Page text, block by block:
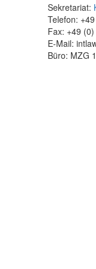
Sekretariat:
Telefon:
Fax: +49
E-Mail:
Büro: MZG